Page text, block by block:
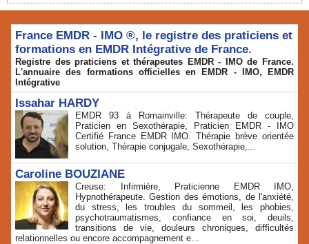
France EMDR - IMO ®, le registre des praticiens et
formations en EMDR Intégrative de France.
Registre des praticiens et thérapeutes EMDR - IMO de France.
L'annuaire des formations officielles en EMDR - IMO, EMDR
Intégrative
Issahar HARDY
EMDR 93 à Romainville: Thérapeute de couple,
Praticien en Sexothérapie, Praticien EMDR - IMO
Certifié France EMDR IMO. Thérapie brève orientée
solution, Thérapie conjugale, Sexothérapie,...
Caroline BOUZIANE
Creuse: Infirmière, Praticienne EMDR IMO,
Hypnothérapeute. Gestion des émotions, de l'anxiété,
du stress, les troubles du sommeil, les phobies,
psychotraumatismes, confiance en soi, deuils,
transitions de vie, douleurs chroniques, difficultés
relationnelles ou encore accompagnement e...